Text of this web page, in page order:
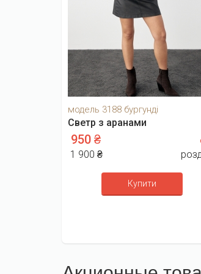
модель 3188 бургунді
Светр з аранами
950 ₴
1 900 ₴
Купити